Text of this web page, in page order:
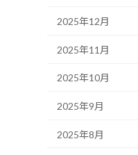
2025年12月
2025年11月
2025年10月
2025年9月
2025年8月